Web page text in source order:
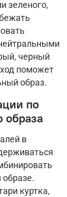
зеленого,
черный
поможет
образ.
по
образа
в
куртка,